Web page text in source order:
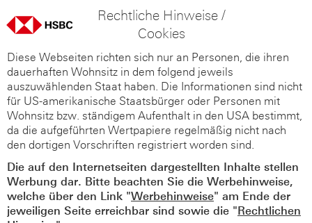
Rechtliche Hinweise /
Cookies
Diese Webseiten richten sich nur an Personen, die ihren
dauerhaften Wohnsitz in dem folgend jeweils
auszuwählenden Staat haben. Die Informationen sind nicht
für US-amerikanische Staatsbürger oder Personen mit
Wohnsitz bzw. ständigem Aufenthalt in den USA bestimmt,
da die aufgeführten Wertpapiere regelmäßig nicht nach
den dortigen Vorschriften registriert worden sind.
Die auf den Internetseiten dargestellten Inhalte stellen
Werbung dar. Bitte beachten Sie die Werbehinweise,
welche über den Link "Werbehinweise" am Ende der
jeweiligen Seite erreichbar sind sowie die "Rechtlichen